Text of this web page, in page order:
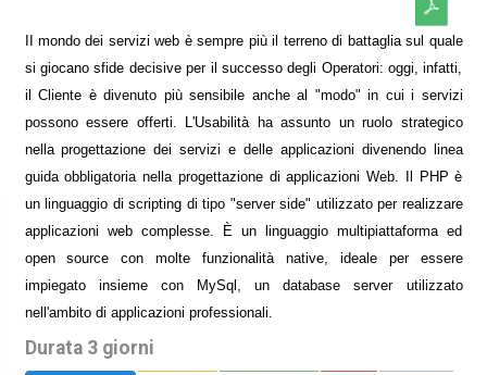
II mondo dei servizi web è sempre più il terreno di battaglia sul quale
si giocano sfide decisive per il successo degli Operatori: oggi, infatti,
il Cliente è divenuto più sensibile anche al "modo" in cui i servizi
possono essere offerti. L'Usabilità ha assunto un ruolo strategico
nella progettazione dei servizi e delle applicazioni divenendo linea
guida obbligatoria nella progettazione di applicazioni Web. Il PHP è
un linguaggio di scripting di tipo "server side" utilizzato per realizzare
applicazioni web complesse. È un linguaggio multipiattaforma ed
open source con molte funzionalità native, ideale per essere
impiegato insieme con MySql, un database server utilizzato
nell'ambito di applicazioni professionali.
Durata 3 giorni